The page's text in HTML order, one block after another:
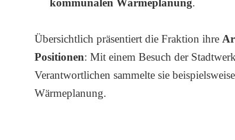
kommunalen Wärmeplanung.
Übersichtlich präsentiert die Fraktion ihre
Positionen: Mit einem Besuch der
Verantwortlichen sammelte sie
Wärmeplanung.